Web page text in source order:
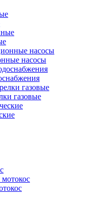
насосы
газовые